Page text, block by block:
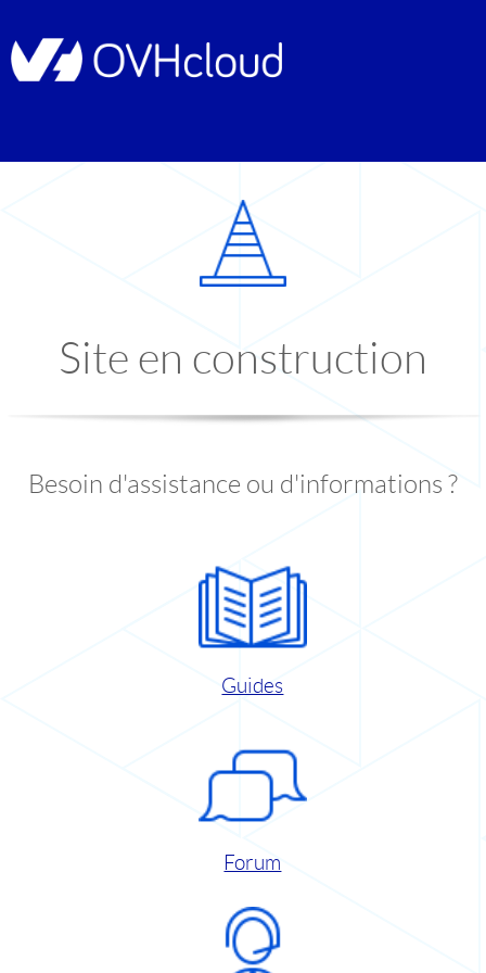
Site en construction
Besoin d'assistance ou d'informations ?
Guides
Forum